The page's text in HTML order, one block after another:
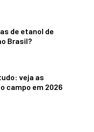
de etanol de
Brasil?
veja as
campo em 2026